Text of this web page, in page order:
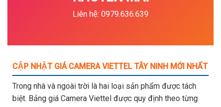
Liên hệ: 0979.636.639
CẬP NHẬT GIÁ CAMERA VIETTEL TÂY NINH MỚI NHẤT
Trong nhà và ngoài trời là hai loại sản phẩm được tách
biệt. Bảng giá Camera Viettel được quy định theo từng